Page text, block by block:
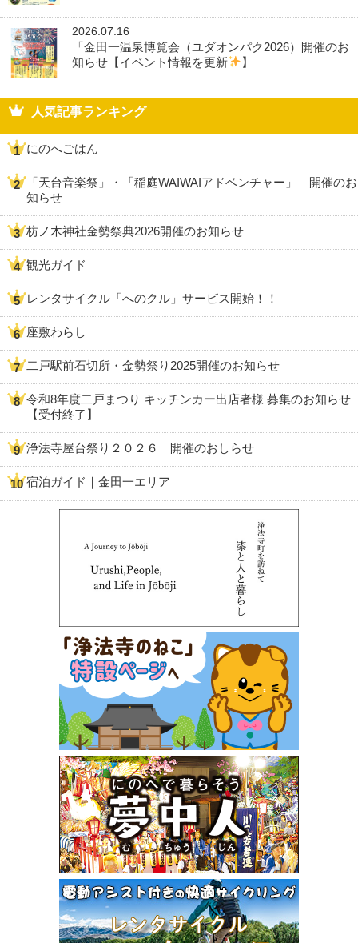
2026.07.16
「金田一温泉博覧会（ユダオンパク2026）開催のお
知らせ【イベント情報を更新
】
人気記事ランキング
にのへごはん
「天台音楽祭」・「稲庭WAIWAIアドベンチャー」 開催のお
知らせ
枋ノ木神社金勢祭典2026開催のお知らせ
観光ガイド
レンタサイクル「へのクル」サービス開始！！
座敷わらし
二戸駅前石切所・金勢祭り2025開催のお知らせ
令和8年度二戸まつり キッチンカー出店者様 募集のお知らせ
【受付終了】
浄法寺屋台祭り２０２６ 開催のおしらせ
宿泊ガイド｜金田一エリア